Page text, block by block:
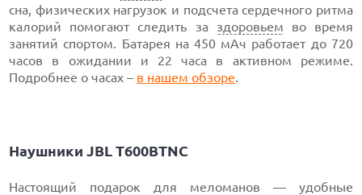
сна, физических нагрузок и подсчета сердечного ритма
калорий помогают следить за здоровьем во время
занятий спортом. Батарея на 450 мАч работает до 720
часов в ожидании и 22 часа в активном режиме.
Подробнее о часах – в нашем обзоре.
Наушники JBL T600BTNC
Настоящий подарок для меломанов — удобные